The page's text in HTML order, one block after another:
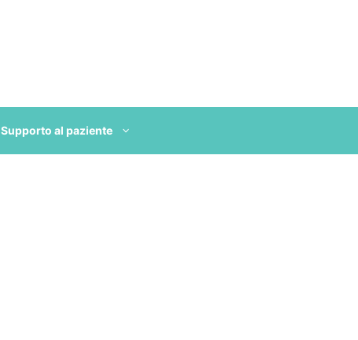
Supporto al paziente